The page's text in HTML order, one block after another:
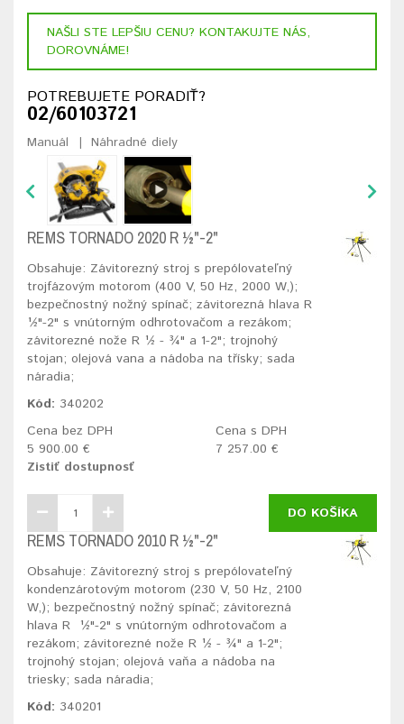
NAŠLI STE LEPŠIU CENU? KONTAKUJTE NÁS,
DOROVNÁME!
POTREBUJETE PORADIŤ?
02/60103721
Manuál Náhradné diely
REMS TORNADO 2020 R ½"-2"
Obsahuje: Závitorezný stroj s prepólovateľný
trojfázovým motorom (400 V, 50 Hz, 2000 W,);
bezpečnostný nožný spínač; závitorezná hlava R
½"-2" s vnútorným odhrotovačom a rezákom;
závitorezné nože R ½ - ¾" a 1-2"; trojnohý
stojan; olejová vana a nádoba na třísky; sada
náradia;
Kód: 340202
Cena bez DPH
5 900.00 €
Cena s DPH
7 257.00 €
Zistiť dostupnosť
DO KOŠÍKA
REMS TORNADO 2010 R ½"-2"
Obsahuje: Závitorezný stroj s prepólovateľný
kondenzárotovým motorom (230 V, 50 Hz, 2100
W,); bezpečnostný nožný spínač; závitorezná
hlava R ½"-2" s vnútorným odhrotovačom a
rezákom; závitorezné nože R ½ - ¾" a 1-2";
trojnohý stojan; olejová vaňa a nádoba na
triesky; sada náradia;
Kód: 340201